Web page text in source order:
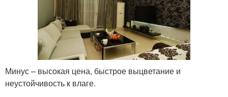
Минус – высокая цена, быстрое выцветание и
неустойчивость к влаге.